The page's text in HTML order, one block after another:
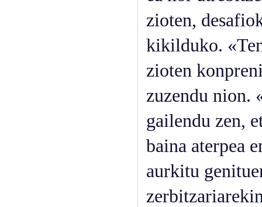
zioten,
kikilduko.
zioten
zuzendu nion.
gailendu zen,
baina aterpea
aurkitu